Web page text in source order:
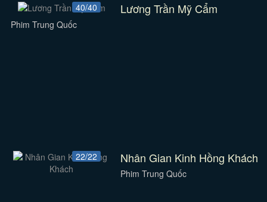
40/40 Lương Trần Mỹ Cẩm
Phim Trung Quốc
22/22 Nhân Gian Kinh Hồng Khách
Phim Trung Quốc